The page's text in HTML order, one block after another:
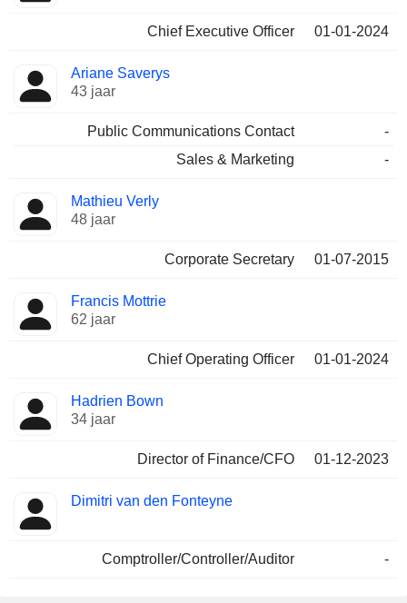
Chief Executive Officer 01-01-2024
Ariane Saverys
43 jaar
Public Communications Contact
-
Sales & Marketing
-
Mathieu Verly
48 jaar
Corporate Secretary 01-07-2015
Francis Mottrie
62 jaar
Chief Operating Officer 01-01-2024
Hadrien Bown
34 jaar
Director of Finance/CFO 01-12-2023
Dimitri van den Fonteyne
Comptroller/Controller/Auditor -